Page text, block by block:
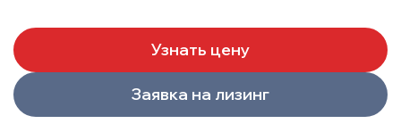
Узнать цену
Заявка на лизинг